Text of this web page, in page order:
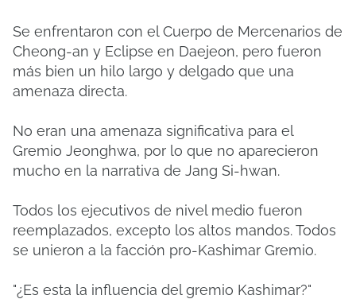
Se enfrentaron con el Cuerpo de Mercenarios de
Cheong-an y Eclipse en Daejeon, pero fueron
más bien un hilo largo y delgado que una
amenaza directa.
No eran una amenaza significativa para el
Gremio Jeonghwa, por lo que no aparecieron
mucho en la narrativa de Jang Si-hwan.
Todos los ejecutivos de nivel medio fueron
reemplazados, excepto los altos mandos. Todos
se unieron a la facción pro-Kashimar Gremio.
"¿Es esta la influencia del gremio Kashimar?"